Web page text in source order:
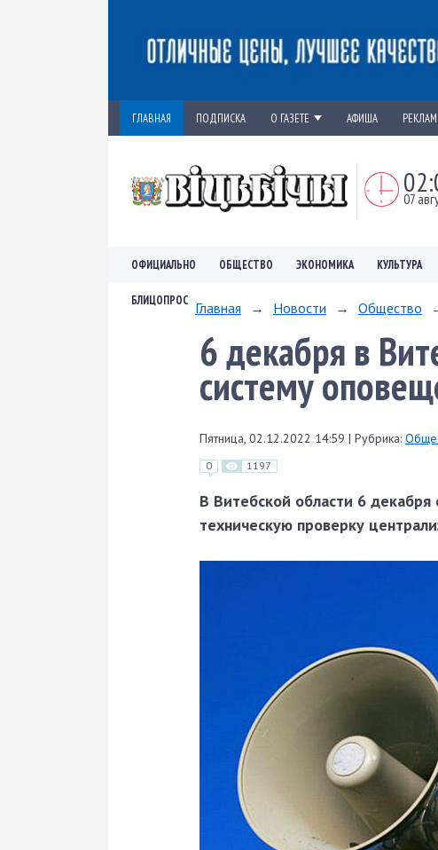
ГЛАВНАЯ ПОДПИСКА О ГАЗЕТЕ АФИША
07
ОФИЦИАЛЬНО ОБЩЕСТВО ЭКОНОМИКА КУЛЬТУРА
БЛИЦОПРОС Главная → Новости → Общество
6 декабря в
систему
Пятница, 02.12.2022 14:59 | Рубрика:
0 1197
В Витебской области 6
техническую проверку